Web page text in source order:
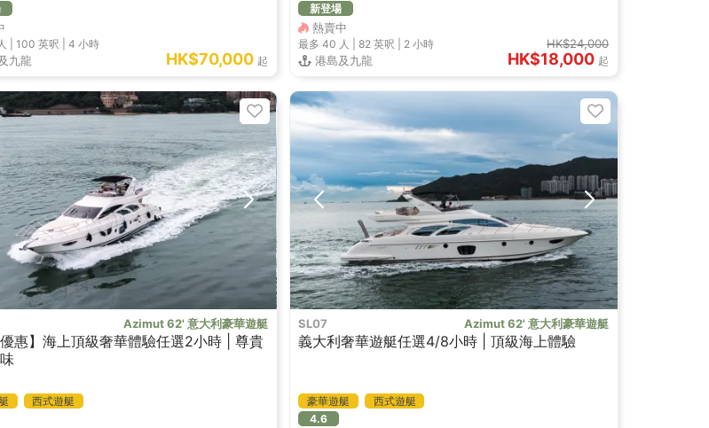
|100 英呎 |4 小時
九龍 HK$70,000 起
新登場
熱賣中
最多 40 人 |82 英呎 2 小時
港島及九龍
HK$24,000
HK$18,000 起
Azimut 62' 意大利豪華遊艇
優惠】海上頂級奢華體驗任選2小時 | 尊貴
西式遊艇
SL07 Azimut 62' 意大利豪華遊艇
義大利奢華遊艇任選4/8小時 | 頂級海上體驗
豪華遊艇
西式遊艇
4.6